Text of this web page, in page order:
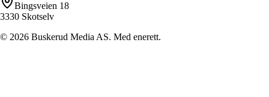
Bingsveien 18
3330 Skotselv
© 2026 Buskerud Media AS. Med enerett.